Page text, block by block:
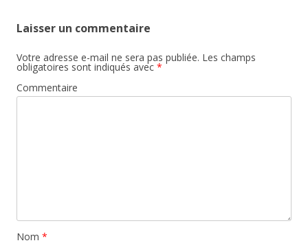
Laisser un commentaire
Votre adresse e-mail ne sera pas publiée. Les champs
obligatoires sont indiqués avec *
Commentaire
Nom *